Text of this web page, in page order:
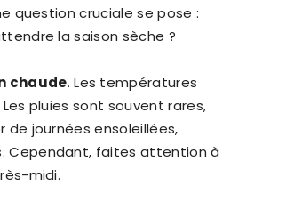
question cruciale se pose :
la saison sèche ?
chaude. Les températures
pluies sont souvent rares,
de journées ensoleillées,
Cependant, faites attention à
midi.